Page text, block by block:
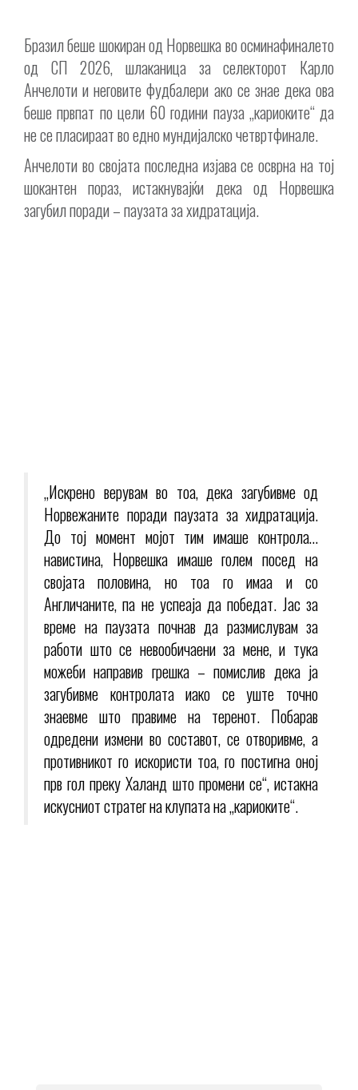
Бразил беше шокиран од Норвешка во осминафиналето
од СП 2026, шлаканица за селекторот Карло
Анчелоти и неговите фудбалери ако се знае дека ова
беше првпат по цели 60 години пауза „кариоките“ да
не се пласираат во едно мундијалско четвртфинале.
Анчелоти во својата последна изјава се осврна на тој
шокантен пораз, истакнувајќи дека од Норвешка
загубил поради – паузата за хидратација.
„Искрено верувам во тоа, дека загубивме од
Норвежаните поради паузата за хидратација.
До тој момент мојот тим имаше контрола…
навистина, Норвешка имаше голем посед на
својата половина, но тоа го имаа и со
Англичаните, па не успеаја да победат. Јас за
време на паузата почнав да размислувам за
работи што се невообичаени за мене, и тука
можеби направив грешка – помислив дека ја
загубивме контролата иако се уште точно
знаевме што правиме на теренот. Побарав
одредени измени во составот, се отворивме, а
противникот го искористи тоа, го постигна оној
прв гол преку Халанд што промени се“, истакна
искусниот стратег на клупата на „кариоките“.